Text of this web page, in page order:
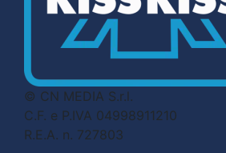
© CN MEDIA S.r.l.
C.F. e P.IVA 04998911210
R.E.A. n. 727803